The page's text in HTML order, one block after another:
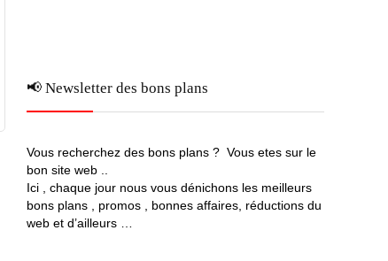
📢 Newsletter des bons plans
Vous recherchez des bons plans ? Vous etes sur le
bon site web ..
Ici , chaque jour nous vous dénichons les meilleurs
bons plans , promos , bonnes affaires, réductions du
web et d’ailleurs …